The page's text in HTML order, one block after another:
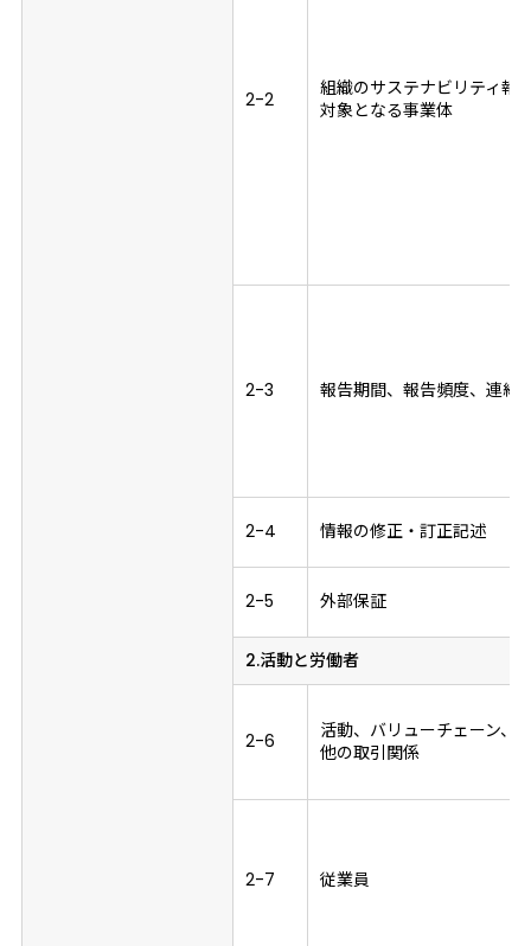
2-2
組織のサステナビリティ報
対象となる事業体
2-3 報告期間、報告頻度、連絡
2-4 情報の修正・訂正記述
2-5 外部保証
2.活動と労働者
2-6
活動、バリューチェーン、
他の取引関係
2-7 従業員